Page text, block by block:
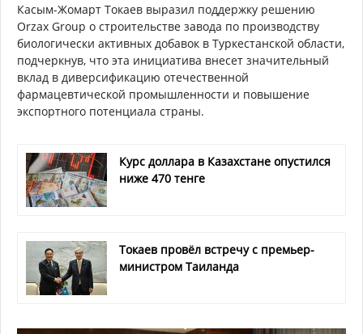
Касым-Жомарт Токаев выразил поддержку решению
Orzax Group о строительстве завода по производству
биологически активных добавок в Туркестанской области,
подчеркнув, что эта инициатива внесет значительный
вклад в диверсификацию отечественной
фармацевтической промышленности и повышение
экспортного потенциала страны.
Курс доллара в Казахстане опустился
ниже 470 тенге
Токаев провёл встречу с премьер-
министром Таиланда